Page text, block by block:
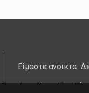
Είμαστε ανοικτα
Λεωφόρος